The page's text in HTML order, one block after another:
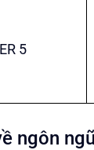
5
ngôn